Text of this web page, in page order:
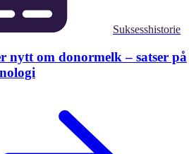
Suksesshistorie
nytt om donormelk – satser på